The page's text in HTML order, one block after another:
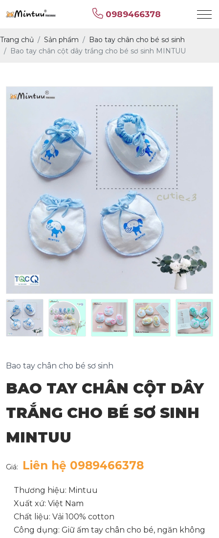
0989466378
Trang chủ Sản phẩm
Bao tay chân cho bé sơ sinh
Bao tay chân cột dây trắng cho bé sơ sinh MINTUU
Bao tay chân cho bé sơ sinh
BAO TAY CHÂN CỘT DÂY
TRẮNG CHO BÉ SƠ SINH
MINTUU
Giá: Liên hệ 0989466378
Thương hiệu: Mintuu
Xuất xứ: Việt Nam
Chất liệu: Vải 100% cotton
Công dụng: Giữ ấm tay chân cho bé, ngăn không